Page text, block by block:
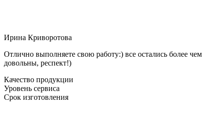
Ирина Криворотова
Отлично выполняете свою работу:) все остались более чем
довольны, респект!)
Качество продукции
Уровень сервиса
Срок изготовления